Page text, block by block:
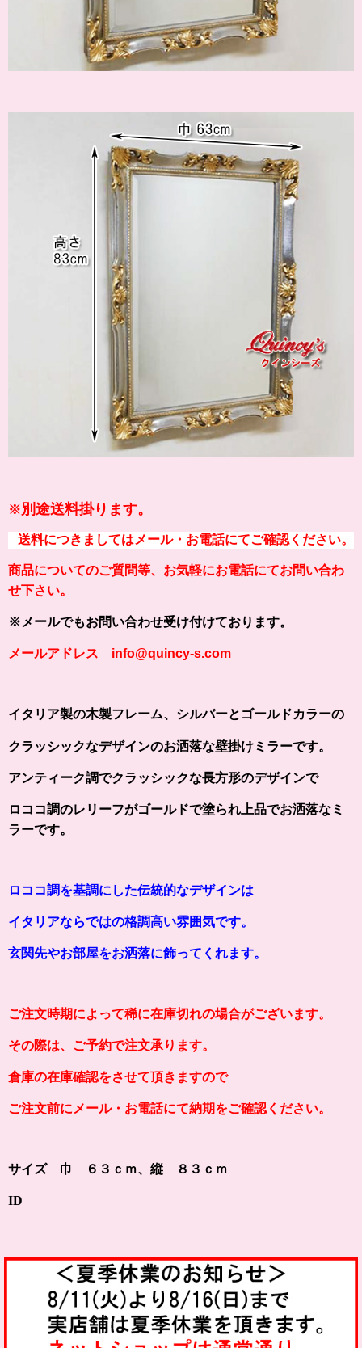
※別途送料掛ります。
送料につきましてはメール・お電話にてご確認ください。
商品についてのご質問等、お気軽にお電話にてお問い合わ
せ下さい。
※メールでもお問い合わせ受け付けております。
メールアドレス info@quincy-s.com
イタリア製の木製フレーム、シルバーとゴールドカラーの
クラッシックなデザインのお洒落な壁掛けミラーです。
アンティーク調でクラッシックな長方形のデザインで
ロココ調のレリーフがゴールドで塗られ上品でお洒落なミ
ラーです。
ロココ調を基調にした伝統的なデザインは
イタリアならではの格調高い雰囲気です。
玄関先やお部屋をお洒落に飾ってくれます。
ご注文時期によって稀に在庫切れの場合がございます。
その際は、ご予約で注文承ります。
倉庫の在庫確認をさせて頂きますので
ご注文前にメール・お電話にて納期をご確認ください。
サイズ 巾 ６３ｃｍ、縦 ８３ｃｍ
ID